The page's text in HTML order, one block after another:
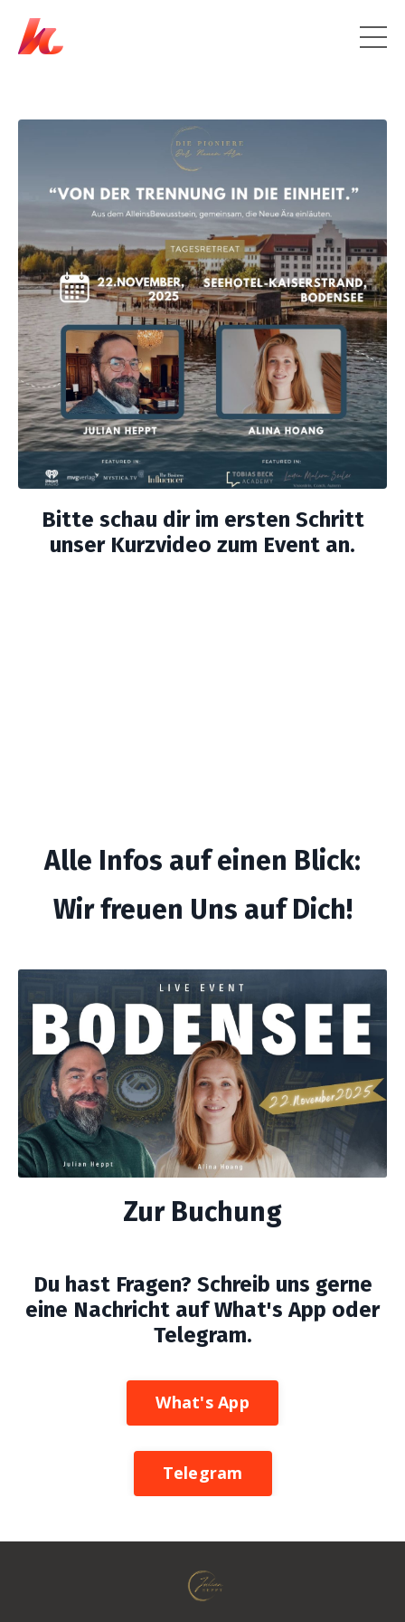
Bitte schau dir im ersten Schritt
unser Kurzvideo zum Event an.
Alle Infos auf einen Blick:
Wir freuen Uns auf Dich!
Zur Buchung
Du hast Fragen? Schreib uns gerne
eine Nachricht auf What's App oder
Telegram.
What's App
Telegram